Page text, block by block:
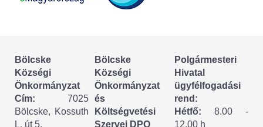
VÁLASZTÁSI INFORMÁCIÓK
Választási ügyintézés
2024. évi általános választások
Választópolgároknak
Bölcske
Községi
Önkormányzat
Cím: 7025
Bölcske, Kossuth
L. út 5.
Bölcske
Községi
Önkormányzat
és
Költségvetési
Szervei DPO
Polgármesteri
Hivatal
ügyfélfogadási
rend:
Hétfő: 8.00 -
12.00 h